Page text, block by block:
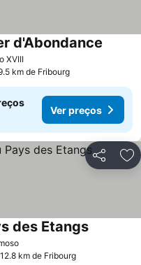
XVIII
d'Abondance
km de Fribourg
Ver preços
Partilhar
des Etangs
km de Fribourg